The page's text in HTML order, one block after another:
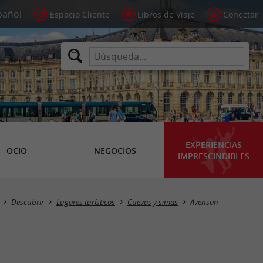
Espacio Cliente Libros de Viaje Conectar
OCIO NEGOCIOS
EXPERIENCIAS
IMPRESCINDIBLES
Masquer la carte
Descubrir Lugares turísticos Cuevas y simas Avensan